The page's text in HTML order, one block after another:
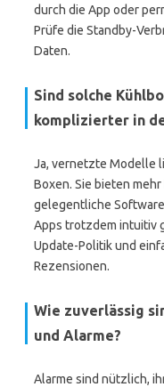
durch die App oder
Prüfe die Standby-
Daten.
Sind solche
komplizierter in
Ja, vernetzte Modelle
Boxen. Sie bieten
gelegentliche
Apps trotzdem intuitiv
Update-Politik und
Rezensionen.
Wie zuverlässig
und Alarme?
Alarme sind nützlich,